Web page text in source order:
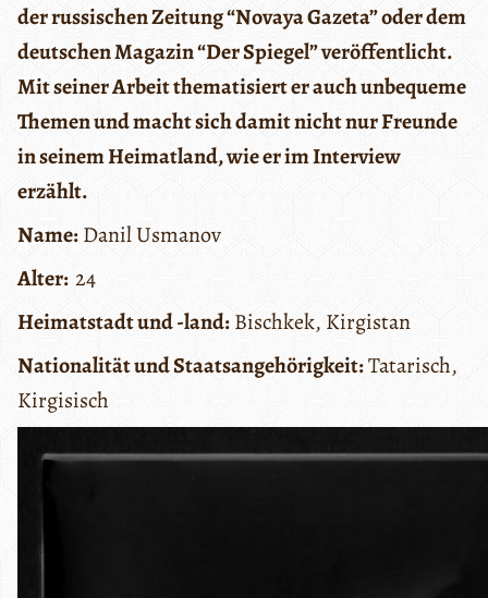
der russischen Zeitung “Novaya Gazeta” oder dem
deutschen Magazin “Der Spiegel” veröffentlicht.
Mit seiner Arbeit thematisiert er auch unbequeme
Themen und macht sich damit nicht nur Freunde
in seinem Heimatland, wie er im Interview
erzählt.
Name:Danil Usmanov
Alter: 24
Heimatstadt und -land:Bischkek, Kirgistan
Nationalität und Staatsangehörigkeit:Tatarisch,
Kirgisisch